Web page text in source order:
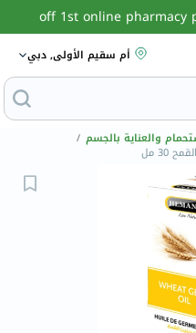
أم سقيم الأولى, دبي
والعناية بالجسم /
30 مل